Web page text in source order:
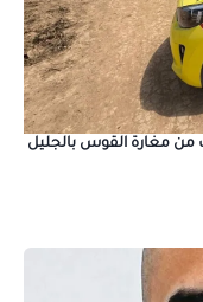
من مغارة القوس بالجليل